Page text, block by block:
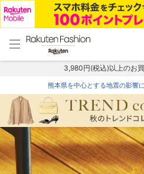
menu home
トップ
3,980円(税込)以上のお
熊本県を中心とする地震の影響